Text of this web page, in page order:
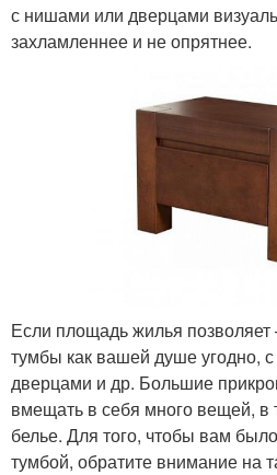
с нишами или дверцами
захламленнее и не опрятнее.
Если площадь жилья
тумбы как вашей душе угодно,
дверцами и др. Большие
вмещать в себя много вещей, в
белье. Для того, чтобы вам
тумбой, обратите внимание на